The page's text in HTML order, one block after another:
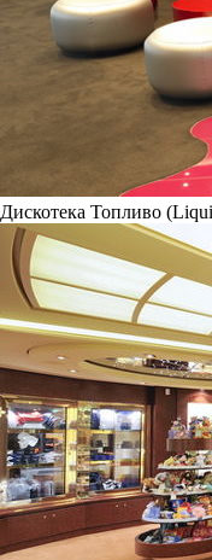
Дискотека Топливо